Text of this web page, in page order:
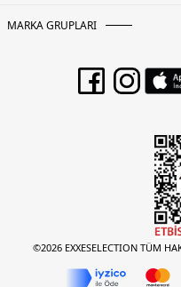
MARKA GRUPLARI
©2026 EXXESELECTION TÜM